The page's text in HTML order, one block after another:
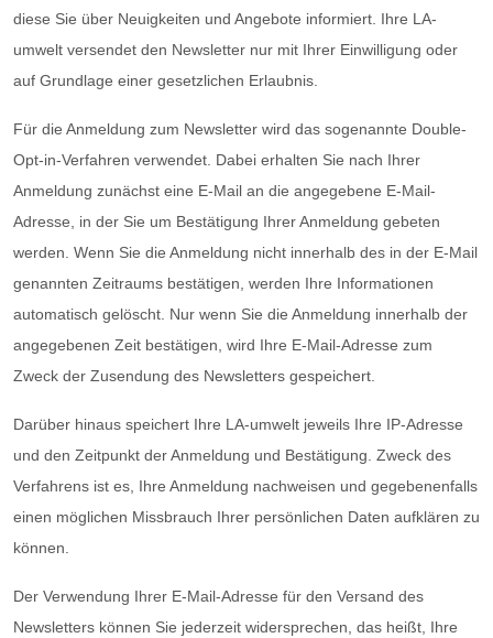
diese Sie über Neuigkeiten und Angebote informiert. Ihre LA-
umwelt versendet den Newsletter nur mit Ihrer Einwilligung oder
auf Grundlage einer gesetzlichen Erlaubnis.
Für die Anmeldung zum Newsletter wird das sogenannte Double-
Opt-in-Verfahren verwendet. Dabei erhalten Sie nach Ihrer
Anmeldung zunächst eine E-Mail an die angegebene E-Mail-
Adresse, in der Sie um Bestätigung Ihrer Anmeldung gebeten
werden. Wenn Sie die Anmeldung nicht innerhalb des in der E-Mail
genannten Zeitraums bestätigen, werden Ihre Informationen
automatisch gelöscht. Nur wenn Sie die Anmeldung innerhalb der
angegebenen Zeit bestätigen, wird Ihre E-Mail-Adresse zum
Zweck der Zusendung des Newsletters gespeichert.
Darüber hinaus speichert Ihre LA-umwelt jeweils Ihre IP-Adresse
und den Zeitpunkt der Anmeldung und Bestätigung. Zweck des
Verfahrens ist es, Ihre Anmeldung nachweisen und gegebenenfalls
einen möglichen Missbrauch Ihrer persönlichen Daten aufklären zu
können.
Der Verwendung Ihrer E-Mail-Adresse für den Versand des
Newsletters können Sie jederzeit widersprechen, das heißt, Ihre